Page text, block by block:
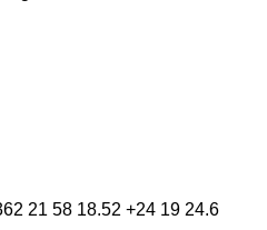
21 58 18.52 +24 19 24.6